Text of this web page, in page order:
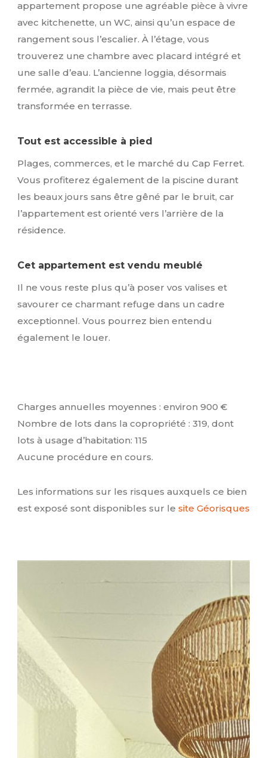
appartement propose une agréable pièce à vivre
avec kitchenette, un WC, ainsi qu’un espace de
rangement sous l’escalier. À l’étage, vous
trouverez une chambre avec placard intégré et
une salle d’eau. L’ancienne loggia, désormais
fermée, agrandit la pièce de vie, mais peut être
transformée en terrasse.
Tout est accessible à pied
Plages, commerces, et le marché du Cap Ferret.
Vous profiterez également de la piscine durant
les beaux jours sans être gêné par le bruit, car
l’appartement est orienté vers l’arrière de la
résidence.
Cet appartement est vendu meublé
Il ne vous reste plus qu’à poser vos valises et
savourer ce charmant refuge dans un cadre
exceptionnel. Vous pourrez bien entendu
également le louer.
Charges annuelles moyennes : environ 900 €
Nombre de lots dans la copropriété : 319, dont
lots à usage d’habitation: 115
Aucune procédure en cours.
Les informations sur les risques auxquels ce bien
est exposé sont disponibles sur le site Géorisques